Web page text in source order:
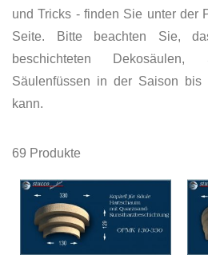
und Tricks - finden Sie unter der
Seite. Bitte beachten Sie,
beschichteten Dekosäulen,
Säulenfüssen in der Saison bis
kann.
69 Produkte